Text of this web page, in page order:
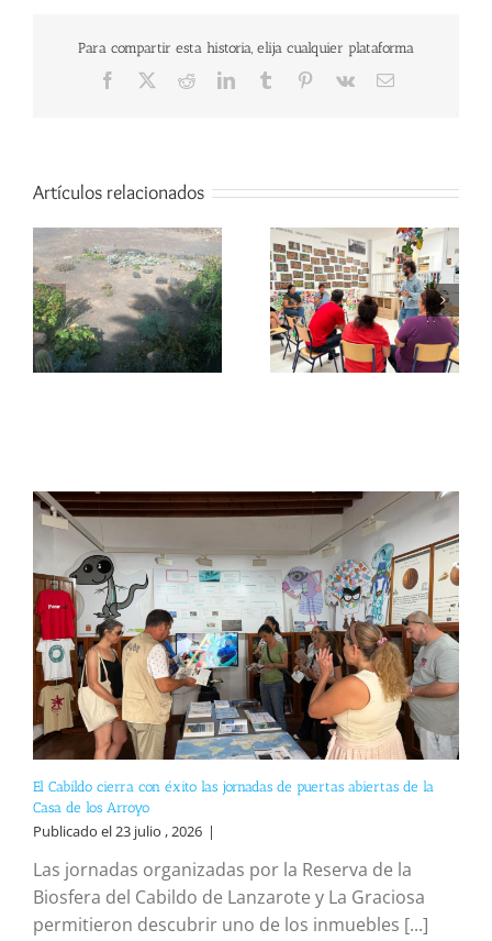
Para compartir esta historia, elija cualquier plataforma
Facebook RedditLinkedInTumblr Pinterest
Vk
Correo
Artículos relacionados
El Cabildo cierra con éxito las jornadas de puertas abiertas de la
Casa de los Arroyo
Publicado el 23 julio , 2026 |
Las jornadas organizadas por la Reserva de la
Biosfera del Cabildo de Lanzarote y La Graciosa
permitieron descubrir uno de los inmuebles [...]